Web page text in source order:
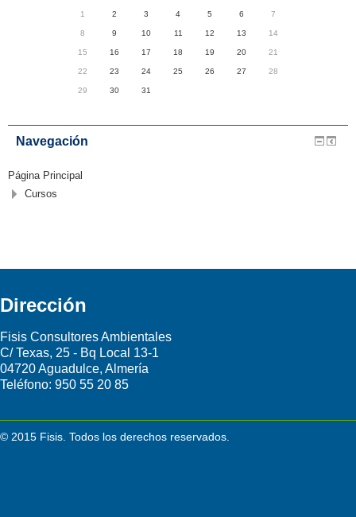
1 2 3 4 5 6 7
8 9 10 11 12 13 14
15 16 17 18 19 20 21
22 23 24 25 26 27 28
29 30 31
Navegación
Página Principal
Cursos
Dirección
Fisis Consultores Ambientales
C/ Texas, 25 - Bq Local 13-1
04720 Aguadulce, Almería
Teléfono: 950 55 20 85
© 2015 Fisis. Todos los derechos reservados.